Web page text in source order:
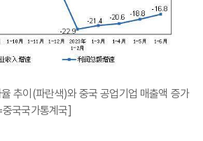
추이(파란색)와 중국 공업기업 매출액 증가
국국가통계국]